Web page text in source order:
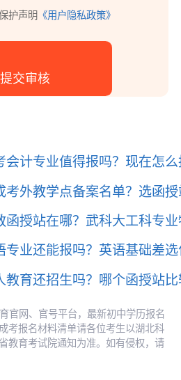
护声明 《用户隐私政策》
会计专业值得报吗？现在怎
考外教学点备案名单？选函
函授站在哪？武科大工科专
专业还能报吗？英语基础差
教育还招生吗？哪个函授站
官网、官号平台，最新初中学历报名
考报名材料清单请各位考生以湖北科
教育考试院通知为准。如有侵权，请